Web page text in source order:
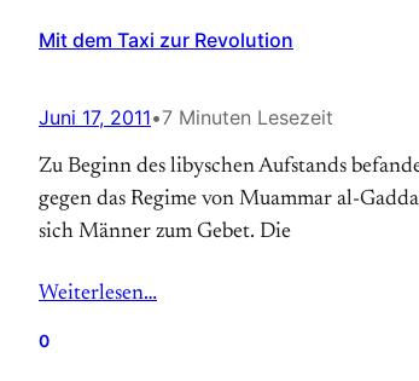
Mit dem Taxi zur Revolution
Juni 17, 2011•7 Minuten Lesezeit
Zu Beginn des libyschen Aufstands
gegen das Regime von Muammar al-
sich Männer zum Gebet. Die
Weiterlesen…
0